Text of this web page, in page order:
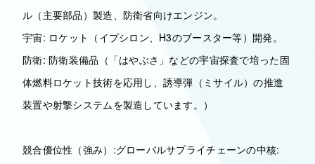
ル（主要部品）製造、防衛省向けエンジン。
宇宙: ロケット（イプシロン、H3のブースター等）開発。
防衛: 防衛装備品（「はやぶさ」などの宇宙探査で培った固
体燃料ロケット技術を応用し、誘導弾（ミサイル）の推進
装置や射撃システムを製造しています。）
競合優位性（強み）:グローバルサプライチェーンの中核: